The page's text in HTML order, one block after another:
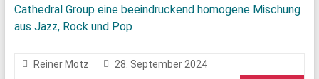
Cathedral Group eine beeindruckend homogene Mischung
aus Jazz, Rock und Pop
Reiner Motz
28. September 2024